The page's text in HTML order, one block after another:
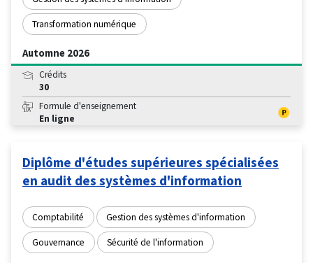
Transformation numérique
Automne 2026
Crédits
30
Formule d'enseignement
En ligne
Diplôme d'études supérieures spécialisées
en audit des systèmes d'information
Comptabilité Gestion des systèmes d'information
Gouvernance Sécurité de l'information